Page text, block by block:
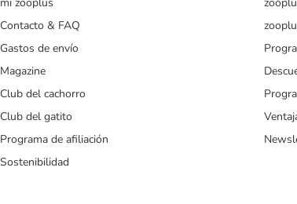
Contacto & FAQ
Gastos de envío
Magazine
Club del cachorro
Club del gatito
Programa de afiliación
Sostenibilidad